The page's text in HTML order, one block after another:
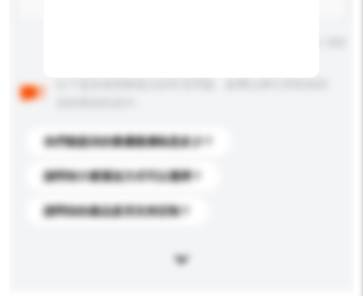
你們能提供的最優惠價格是多少？
請問有什麼運送方式可以選擇？
請問你的產品是否支持定制？